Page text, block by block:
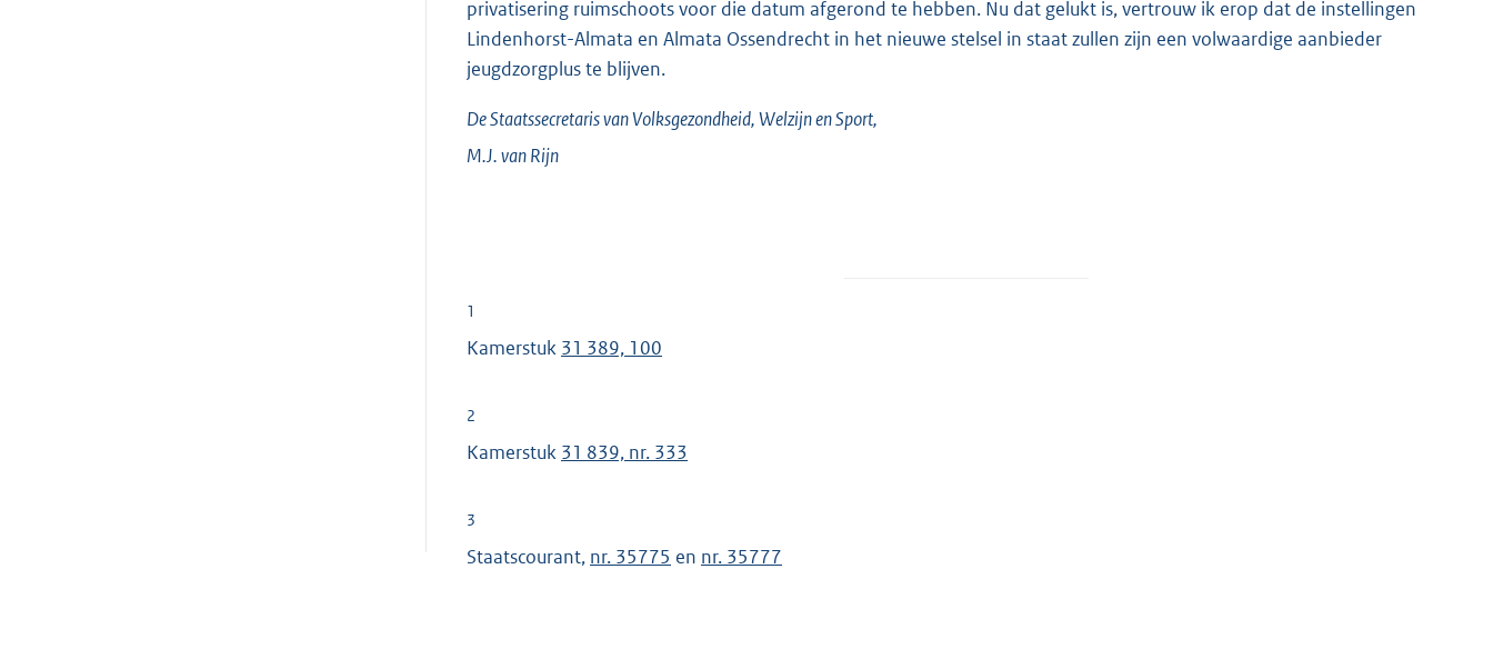
privatisering ruimschoots voor die datum afgerond te hebben. Nu dat gelukt is, vertrouw ik erop dat de instellingen
Lindenhorst-Almata en Almata Ossendrecht in het nieuwe stelsel in staat zullen zijn een volwaardige aanbieder
jeugdzorgplus te blijven.
De Staatssecretaris van Volksgezondheid, Welzijn en Sport,
M.J. vanRijn
1
Kamerstuk 31 389, 100
2
Kamerstuk 31 839, nr. 333
3
Staatscourant, nr. 35775 en nr. 35777